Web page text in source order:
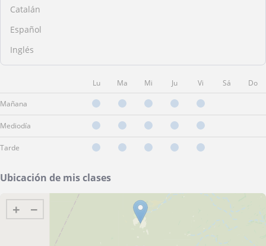
Catalán
Español
Inglés
Lu Ma Mi Ju Vi Sá Do
Mañana
Mediodía
Tarde
Ubicación de mis clases
+ −